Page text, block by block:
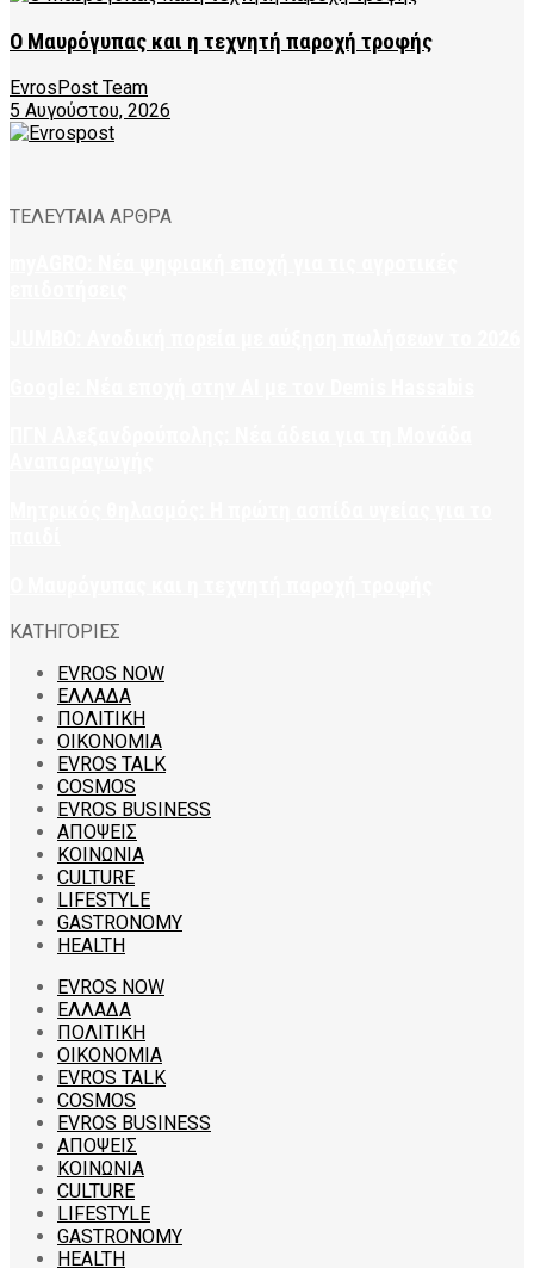
Ο Μαυρόγυπας και η τεχνητή παροχή τροφής
EvrosPost Team
5 Αυγούστου, 2026
ΤΕΛΕΥΤΑΙΑ ΑΡΘΡΑ
ΚΑΤΗΓΟΡΙΕΣ
EVROS NOW
ΕΛΛΑΔΑ
ΠΟΛΙΤΙΚΗ
ΟΙΚΟΝΟΜΙΑ
EVROS TALK
COSMOS
EVROS BUSINESS
ΑΠΟΨΕΙΣ
ΚΟΙΝΩΝΙΑ
CULTURE
LIFESTYLE
GASTRONOMY
HEALTH
EVROS NOW
ΕΛΛΑΔΑ
ΠΟΛΙΤΙΚΗ
ΟΙΚΟΝΟΜΙΑ
EVROS TALK
COSMOS
EVROS BUSINESS
ΑΠΟΨΕΙΣ
ΚΟΙΝΩΝΙΑ
CULTURE
LIFESTYLE
GASTRONOMY
HEALTH